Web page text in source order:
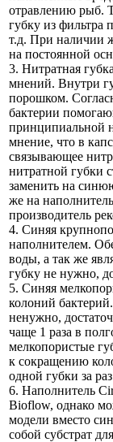
отравлению рыб.
губку из фильтра
т.д. При наличии
на постоянной
3. Нитратная
мнений. Внутри
порошком.
бактерии
принципиальной
мнение, что в
связывающее
нитратной губки
заменить на
же на
производитель
4. Синяя
наполнителем.
воды, а так же
губку не нужно,
5. Синяя
колоний
ненужно,
чаще 1 раза в
мелкопористые
к сокращению
одной губки за
6. Наполнитель
Bioflow, однако
модели вместо
собой субстрат